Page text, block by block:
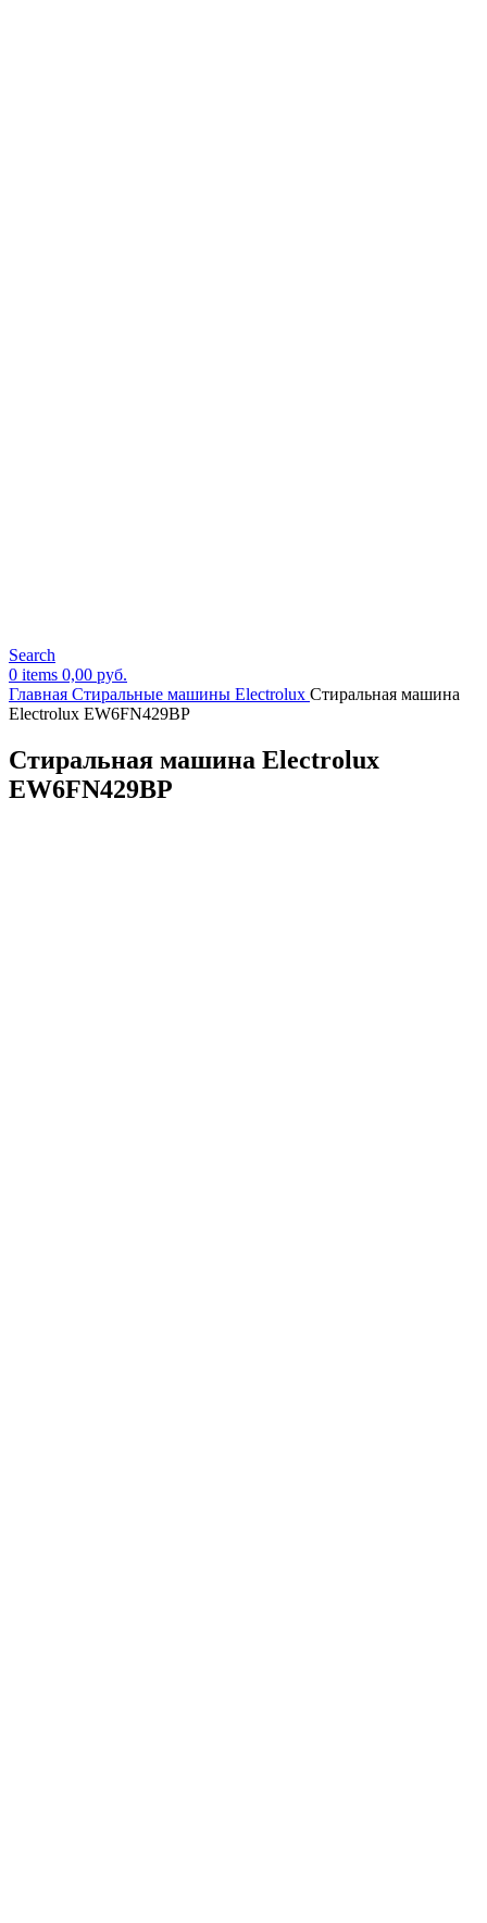
Search
0 items 0,00 руб.
Главная Стиральные машины Electrolux Стиральная машина
Electrolux EW6FN429BP
Стиральная машина Electrolux
EW6FN429BP